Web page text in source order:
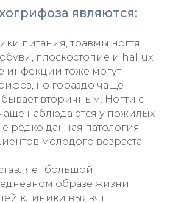
являются:
питания, травмы ногтя,
плоскостопие и hallux
инфекции тоже могут
но гораздо чаще
вторичным. Ногти с
наблюдаются у пожилых
редко данная патология
молодого возраста.
большой
образе жизни.
клиники выявят